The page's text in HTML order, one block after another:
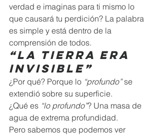
verdad e imaginas para ti mismo lo
que causará tu perdición? La palabra
es simple y está dentro de la
comprensión de todos.
“La tierra era
invisible”
¿Por qué? Porque lo “profundo” se
extendió sobre su superficie.
¿Qué es “lo profundo”? Una masa de
agua de extrema profundidad.
Pero sabemos que podemos ver